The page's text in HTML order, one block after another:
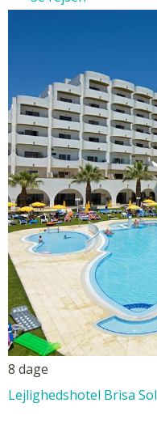
8 dage
Lejlighedshotel Brisa Sol